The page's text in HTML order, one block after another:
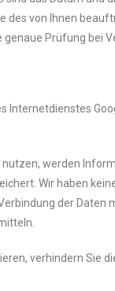
von Ihnen
Prüfung bei
Internetdienstes
werden
Wir haben
der
verhindern Sie